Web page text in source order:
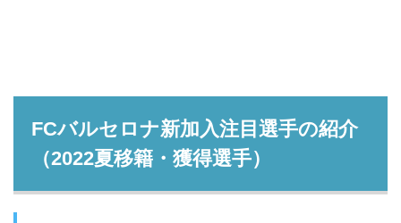
FCバルセロナ新加入注目選手の紹介
（2022夏移籍・獲得選手）